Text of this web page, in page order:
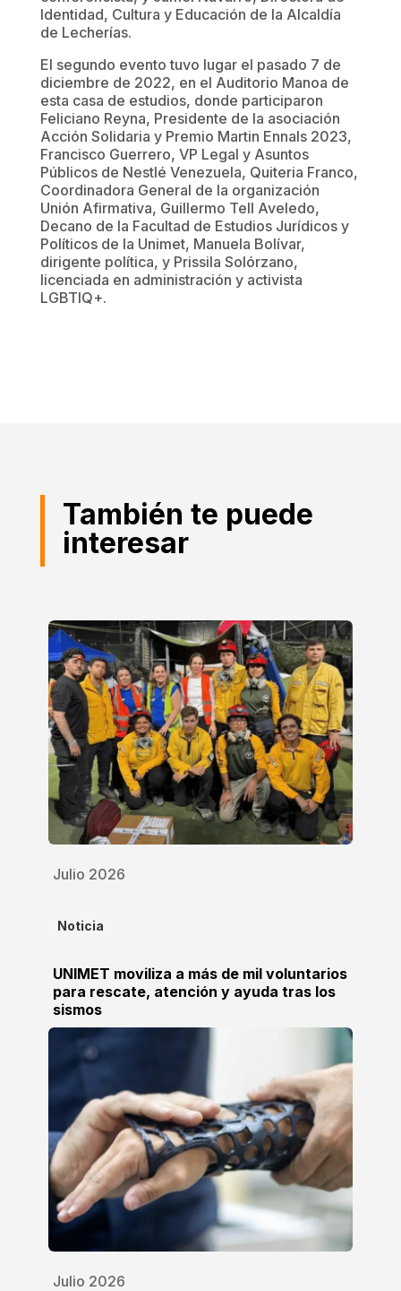
Identidad, Cultura y Educación de la Alcaldía
de Lecherías.
El segundo evento tuvo lugar el pasado 7 de
diciembre de 2022, en el Auditorio Manoa de
esta casa de estudios, donde participaron
Feliciano Reyna, Presidente de la asociación
Acción Solidaria y Premio Martin Ennals 2023,
Francisco Guerrero, VP Legal y Asuntos
Públicos de Nestlé Venezuela, Quiteria Franco,
Coordinadora General de la organización
Unión Afirmativa, Guillermo Tell Aveledo,
Decano de la Facultad de Estudios Jurídicos y
Políticos de la Unimet, Manuela Bolívar,
dirigente política, y Prissila Solórzano,
licenciada en administración y activista
LGBTIQ+.
También te puede
interesar
Julio 2026
Noticia
UNIMET moviliza a más de mil voluntarios
para rescate, atención y ayuda tras los
sismos
Julio 2026